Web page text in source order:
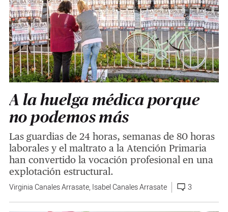
A la huelga médica porque
no podemos más
Las guardias de 24 horas, semanas de 80 horas
laborales y el maltrato a la Atención Primaria
han convertido la vocación profesional en una
explotación estructural.
Virginia Canales Arrasate, Isabel Canales Arrasate 3